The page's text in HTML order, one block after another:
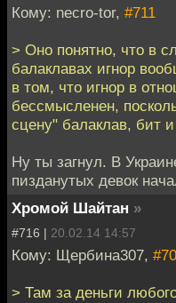
Кому: necro-tor, #711
> Оно понятно, что в
балаклавах игнор
в том, что игнор в
бессмысленен,
сцену" балаклав, бит
Ну ты загнул. В
пизданутых девок
Хромой Шайтан »
#716 | 20.02.14 14:57
Кому: Щербина307,
> Там за деньги